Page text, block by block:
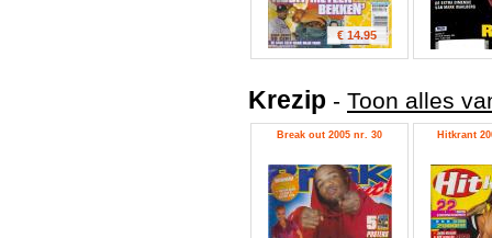
€ 14.95
Krezip - Toon alles
Break out 2005 nr. 30 Hitkrant